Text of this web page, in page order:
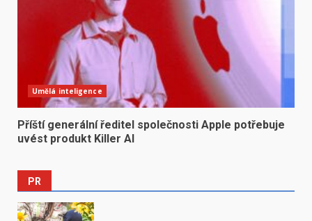
Umělá inteligence
Příští generální ředitel společnosti Apple potřebuje
uvést produkt Killer AI
PR